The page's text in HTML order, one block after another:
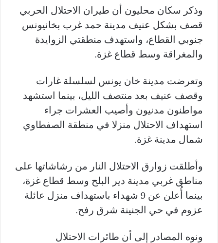
وذكر سكان محليون أن طيران الاحتلال الحربي
قصف بشكل عنيف مدينة حمد غرب بخانيونس
جنوبي القطاع، واستهدف منطقتي الزوايدة
والمغراقة وسط قطاع غزة.
وتعرضت مدينة خان يونس لسلسلة غارات
وقصف عنيف بعد منتصف الليل، بينما استشهد
مواطنون مدنيون وأصيب العشرات جراء
استهداف الاحتلال منزلا في منطقة الصفطاوي
شمال مدينة غزة.
وأطلقت زوارق الاحتلال النار من رشاشاتها على
مناطق غربي مدينة دير البلح وسط قطاع غزة،
بينما أُعلن عن 9 شهداء باستهداف منزل عائلة
عزوم في حي الجنينة شرق رفح.
ونوه المصادر إلى أن طائرات الاحتلال